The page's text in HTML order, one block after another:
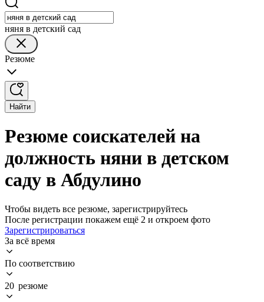
няня в детский сад
Резюме
Найти
Резюме соискателей на
должность няни в детском
саду в Абдулино
Чтобы видеть все резюме, зарегистрируйтесь
После регистрации покажем ещё 2 и откроем фото
Зарегистрироваться
За всё время
По соответствию
20 резюме